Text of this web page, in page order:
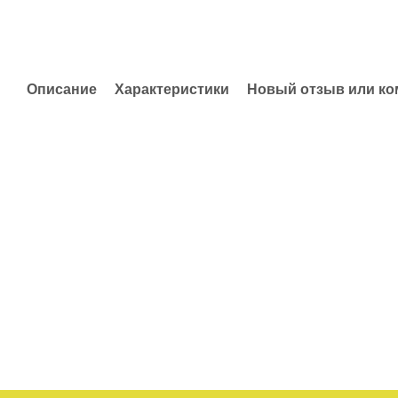
Описание Характеристики Новый отзыв или